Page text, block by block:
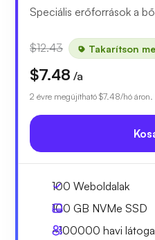
Speciális erőforrások a
$12.43 Takarítson
$7.48 /a
2 évre megújítható $7.48/hó áron.
100 Weboldalak
100 GB NVMe SSD
~100000 havi